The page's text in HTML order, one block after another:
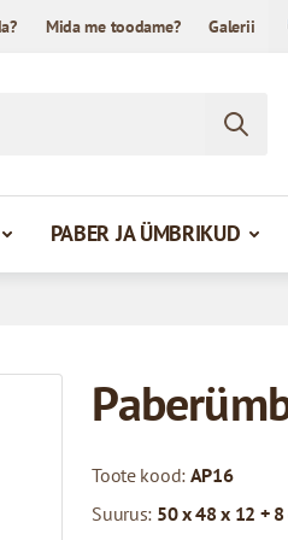
Mida me toodame? Galerii
PABER JA ÜMBRIKUD
Toote kood: AP16
Suurus: 50 x 48 x 12 + 8